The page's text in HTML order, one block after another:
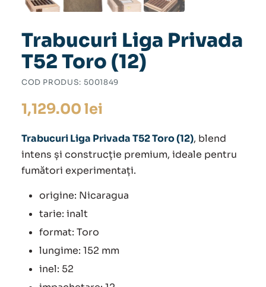
Trabucuri Liga Privada
T52 Toro (12)
COD PRODUS: 5001849
1,129.00 lei
Trabucuri Liga Privada T52 Toro (12), blend
intens și construcție premium, ideale pentru
fumători experimentați.
origine: Nicaragua
tarie: inalt
format: Toro
lungime: 152 mm
inel: 52